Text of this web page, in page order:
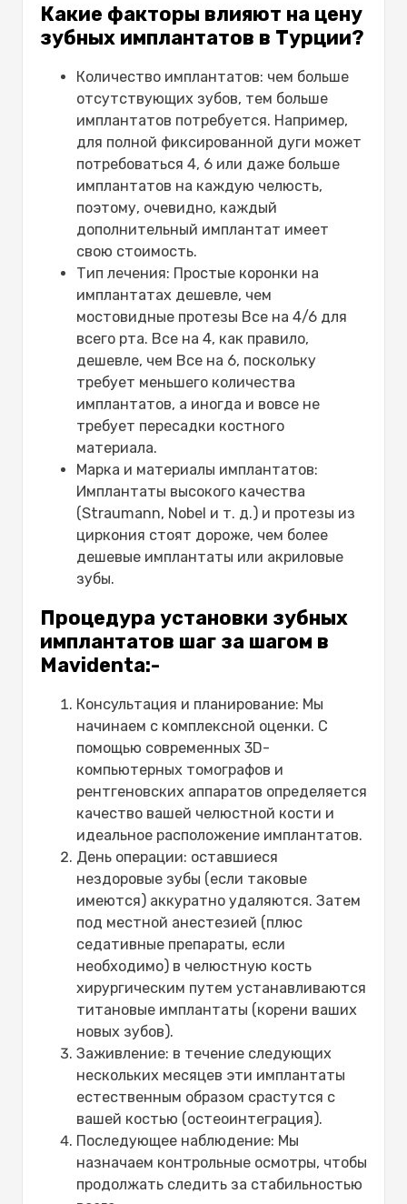
Какие факторы влияют на цену
зубных имплантатов в Турции?
Количество имплантатов: чем больше
отсутствующих зубов, тем больше
имплантатов потребуется. Например,
для полной фиксированной дуги может
потребоваться 4, 6 или даже больше
имплантатов на каждую челюсть,
поэтому, очевидно, каждый
дополнительный имплантат имеет
свою стоимость.
Тип лечения: Простые коронки на
имплантатах дешевле, чем
мостовидные протезы Все на 4/6 для
всего рта. Все на 4, как правило,
дешевле, чем Все на 6, поскольку
требует меньшего количества
имплантатов, а иногда и вовсе не
требует пересадки костного
материала.
Марка и материалы имплантатов:
Имплантаты высокого качества
(Straumann, Nobel и т. д.) и протезы из
циркония стоят дороже, чем более
дешевые имплантаты или акриловые
зубы.
Процедура установки зубных
имплантатов шаг за шагом в
Mavidenta:-
Консультация и планирование: Мы
начинаем с комплексной оценки. С
помощью современных 3D-
компьютерных томографов и
рентгеновских аппаратов определяется
качество вашей челюстной кости и
идеальное расположение имплантатов.
День операции: оставшиеся
нездоровые зубы (если таковые
имеются) аккуратно удаляются. Затем
под местной анестезией (плюс
седативные препараты, если
необходимо) в челюстную кость
хирургическим путем устанавливаются
титановые имплантаты (корени ваших
новых зубов).
Заживление: в течение следующих
нескольких месяцев эти имплантаты
естественным образом срастутся с
вашей костью (остеоинтеграция).
Последующее наблюдение: Мы
назначаем контрольные осмотры, чтобы
продолжать следить за стабильностью